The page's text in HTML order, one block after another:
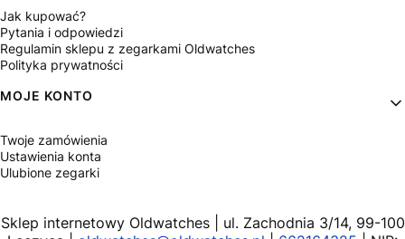
Jak kupować?
Pytania i odpowiedzi
Regulamin sklepu z zegarkami Oldwatches
Polityka prywatności
MOJE KONTO
Twoje zamówienia
Ustawienia konta
Ulubione zegarki
Sklep internetowy Oldwatches | ul. Zachodnia 3/14, 99-100